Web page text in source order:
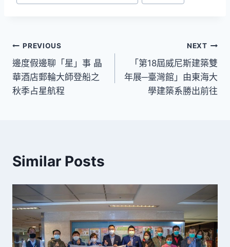
文
章
導
PREVIOUS
邊度假邊聊「星」事 晶
華酒店郵輪大師登船之
秋季占星航程
NEXT
「第18屆威尼斯建築雙
年展─臺灣館」由東海大
學建築系勝出前往
Similar Posts